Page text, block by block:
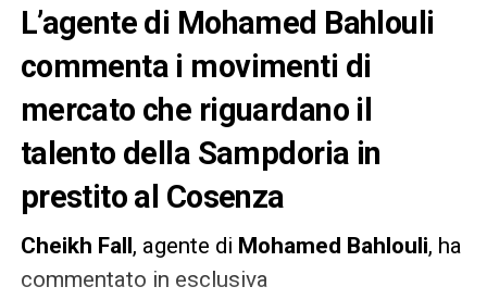
L’agente di Mohamed Bahlouli
commenta i movimenti di
mercato che riguardano il
talento della Sampdoria in
prestito al Cosenza
Cheikh Fall, agente di Mohamed Bahlouli, ha
commentato in esclusiva